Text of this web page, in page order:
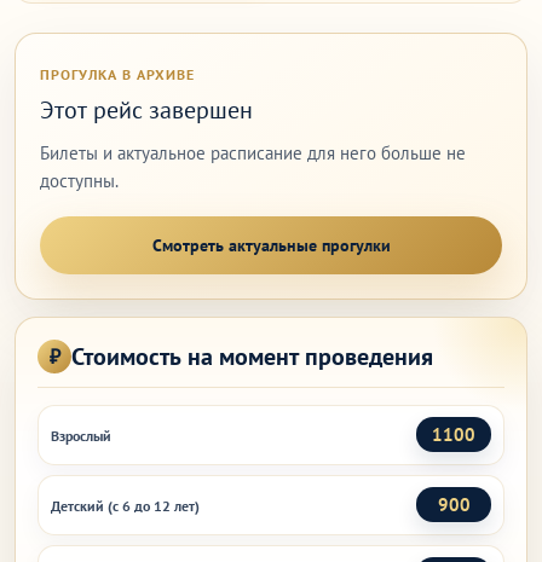
ПРОГУЛКА В АРХИВЕ
Этот рейс завершен
Билеты и актуальное расписание для него больше не
доступны.
Смотреть актуальные прогулки
Стоимость на момент проведения
Взрослый 1100
Детский (с 6 до 12 лет) 900